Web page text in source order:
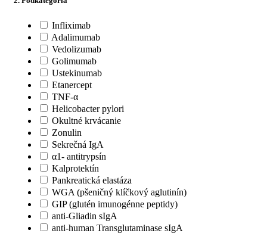
Infliximab
Adalimumab
Vedolizumab
Golimumab
Ustekinumab
Etanercept
TNF-α
Helicobacter pylori
Okultné krvácanie
Zonulin
Sekrečná IgA
α1- antitrypsín
Kalprotektín
Pankreatická elastáza
WGA (pšeničný klíčkový aglutinín)
GIP (glutén imunogénne peptidy)
anti-Gliadin sIgA
anti-human Transglutaminase sIgA